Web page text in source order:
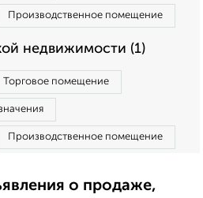
Производственное помещение
недвижимости (1)
Торговое помещение
Производственное помещение
о продаже,